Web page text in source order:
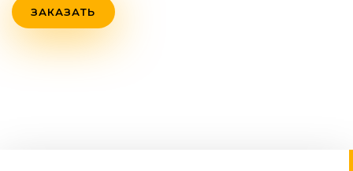
ЗАКАЗАТЬ